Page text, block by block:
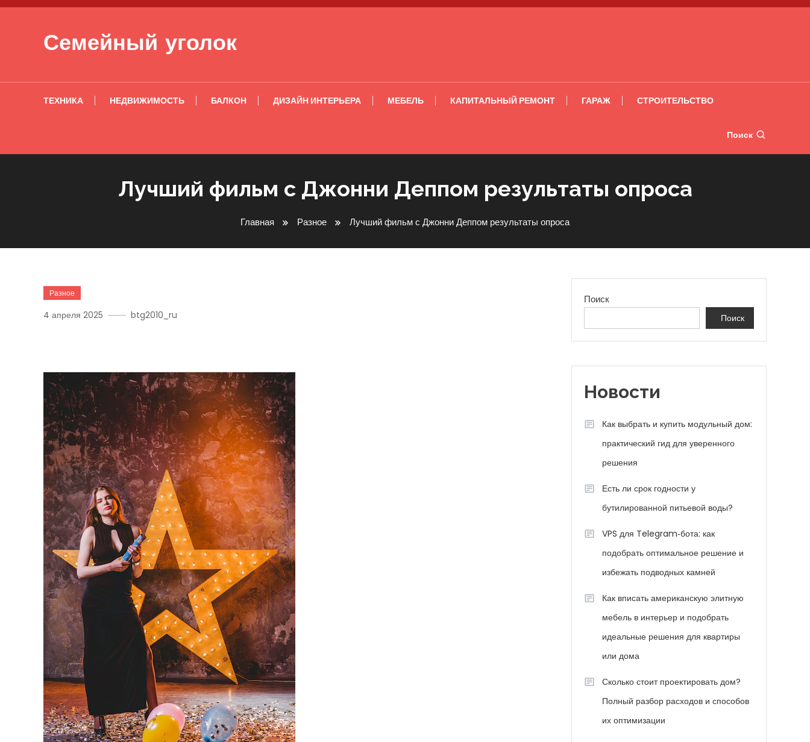
Перейти к содержимому
Семейный уголок
ТЕХНИКА НЕДВИЖИМОСТЬ БАЛКОН ДИЗАЙН ИНТЕРЬЕРА МЕБЕЛЬ КАПИТАЛЬНЫЙ РЕМОНТ ГАРАЖ СТРОИТЕЛЬСТВО
Поиск
Лучший фильм с Джонни Деппом результаты опроса
Главная Разное Лучший фильм с Джонни Деппом результаты опроса
Разное
4 апреля 2025 btg2010_ru
Поиск
Поиск
Новости
Как выбрать и купить модульный дом:
практический гид для уверенного
решения
Есть ли срок годности у
бутилированной питьевой воды?
VPS для Telegram‑бота: как
подобрать оптимальное решение и
избежать подводных камней
Как вписать американскую элитную
мебель в интерьер и подобрать
идеальные решения для квартиры
или дома
Сколько стоит проектировать дом?
Полный разбор расходов и способов
их оптимизации